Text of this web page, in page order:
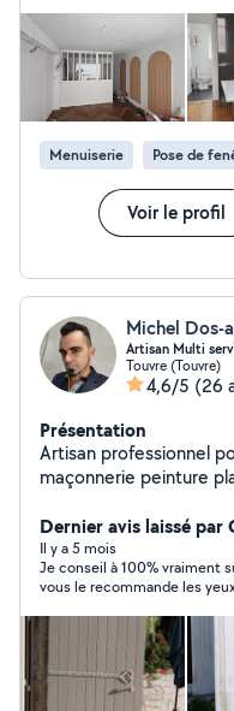
Menuiserie Pose de
Voir le profil
Michel Dos-
Artisan Multi
Touvre (Touvre)
4,6/5 (26
Présentation
Artisan professionnel
maçonnerie peinture
N'hésitez pas Contactez moi directement MDA services
16
Dernier avis laissé par
Il y a 5 mois
Je conseil à 100% vraiment
vous le recommande les